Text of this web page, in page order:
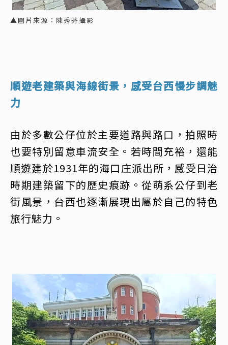
▲圖片來源：陳秀芬攝影
順遊老建築與海線街景，感受台西慢步調魅
力
由於多數公仔位於主要道路與路口，拍照時
也要特別留意車流安全。若時間充裕，還能
順遊建於1931年的海口庄派出所，感受日治
時期建築留下的歷史痕跡。從萌系公仔到老
街風景，台西也逐漸展現出屬於自己的特色
旅行魅力。